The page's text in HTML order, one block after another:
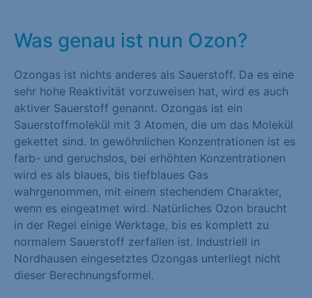
Was genau ist nun Ozon?
Ozongas ist nichts anderes als Sauerstoff. Da es eine
sehr hohe Reaktivität vorzuweisen hat, wird es auch
aktiver Sauerstoff genannt. Ozongas ist ein
Sauerstoffmolekül mit 3 Atomen, die um das Molekül
gekettet sind. In gewöhnlichen Konzentrationen ist es
farb- und geruchslos, bei erhöhten Konzentrationen
wird es als blaues, bis tiefblaues Gas
wahrgenommen, mit einem stechendem Charakter,
wenn es eingeatmet wird. Natürliches Ozon braucht
in der Regel einige Werktage, bis es komplett zu
normalem Sauerstoff zerfallen ist. Industriell in
Nordhausen eingesetztes Ozongas unterliegt nicht
dieser Berechnungsformel.